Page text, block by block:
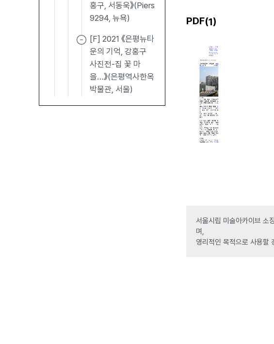
홍구, 서동욱》(Piers
9294, 뉴욕)
[F] 2021 《은평뉴타
운의 기억, 강홍구
사진전-집 꽃 마
을…》(은평역사한옥
박물관, 서울)
PDF(1)
서울시립 미술아카이브 소
며,
영리적인 목적으로 사용할